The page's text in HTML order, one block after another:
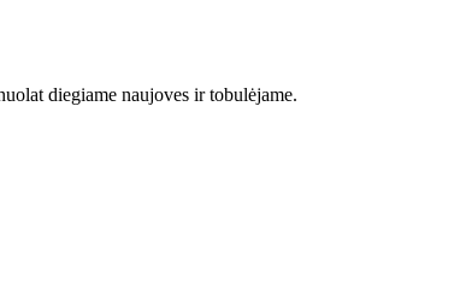
diegiame naujoves ir tobulėjame.